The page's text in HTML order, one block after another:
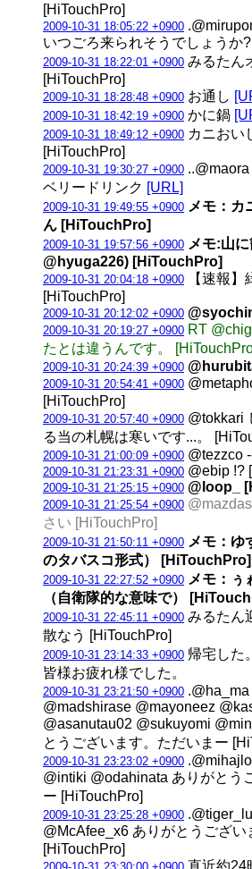
[HiTouchPro]
2009-10-31 18:05:22 +0900
いつごろ来られそうでしょうか
2009-10-31 18:22:01 +0900 みるたん
[HiTouchPro]
2009-10-31 18:28:48 +0900 お通し
2009-10-31 18:42:19 +0900 かに鍋
2009-10-31 18:49:12 +0900 カニおい
[HiTouchPro]
2009-10-31 19:30:27 +0900
ベリードリンク [URL]
2009-10-31 19:49:55 +0900 メモ：カ
ん [HiTouchPro]
2009-10-31 19:57:56 +0900 メモ:山
@hyuga226) [HiTouchPro]
2009-10-31 20:04:18 +0900 【速報】
[HiTouchPro]
2009-10-31 20:12:02 +0900
2009-10-31 20:19:27 +0900 RT
たとは違うんです。
2009-10-31 20:24:39 +0900
2009-10-31 20:54:41 +0900
[HiTouchPro]
2009-10-31 20:57:40 +0900 @tokkari
る当の札幌は寒いです...。
2009-10-31 21:00:09 +0900 @tezzco
2009-10-31 21:23:31 +0900 @ebip !?
2009-10-31 21:25:15 +0900 @loop_
2009-10-31 21:25:54 +0900
さい [HiTouchPro]
2009-10-31 21:50:11 +0900 メモ：ゆ
のタバスコ形式） [HiTouchPro]
2009-10-31 22:27:52 +0900 メモ：ぅ
（自衛隊的な意味で）
2009-10-31 22:45:11 +0900 みるたん
散なう [HiTouchPro]
2009-10-31 23:14:33 +0900 帰宅した
皆様お疲れ様でした。
2009-10-31 23:21:50 +0900
@madshirase @mayoneez
@asanutau02 @sukuyomi
とうございます。ただいまー
2009-10-31 23:23:02 +0900
@intiki @odahinata ありがとう
ー [HiTouchPro]
2009-10-31 23:25:28 +0900
@McAfee_x6 ありがとうござい
[HiTouchPro]
直近約24